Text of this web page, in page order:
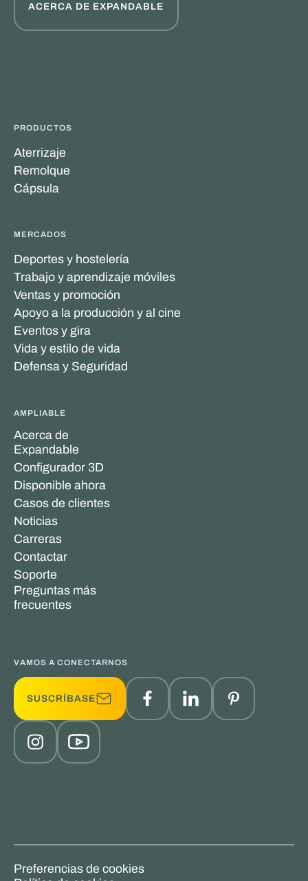
ACERCA DE EXPANDABLE
PRODUCTOS
Aterrizaje
Remolque
Cápsula
MERCADOS
Deportes y hostelería
Trabajo y aprendizaje móviles
Ventas y promoción
Apoyo a la producción y al cine
Eventos y gira
Vida y estilo de vida
Defensa y Seguridad
AMPLIABLE
Acerca de
Expandable
Configurador 3D
Disponible ahora
Casos de clientes
Noticias
Carreras
Contactar
Soporte
Preguntas más
frecuentes
VAMOS A CONECTARNOS
SUSCRÍBASE
Preferencias de cookies